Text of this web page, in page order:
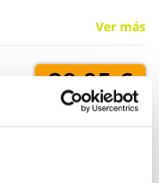
Ver más
29,95 €